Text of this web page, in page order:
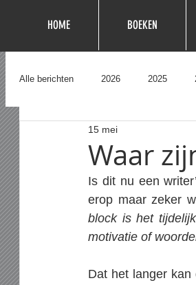
HOME BOEKEN
Alle berichten 2026 2025
Waar
15 mei
Is dit nu een
erop maar zeker
block is het
motivatie of
Dat het langer